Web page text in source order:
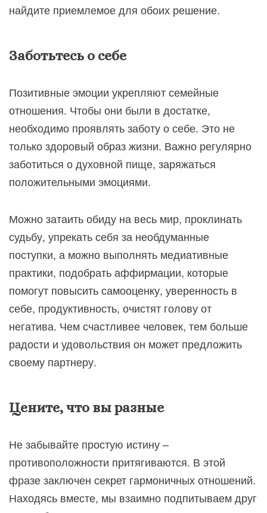
найдите приемлемое для обоих решение.
Заботьтесь о себе
Позитивные эмоции укрепляют семейные
отношения. Чтобы они были в достатке,
необходимо проявлять заботу о себе. Это не
только здоровый образ жизни. Важно регулярно
заботиться о духовной пище, заряжаться
положительными эмоциями.
Можно затаить обиду на весь мир, проклинать
судьбу, упрекать себя за необдуманные
поступки, а можно выполнять медиативные
практики, подобрать аффирмации, которые
помогут повысить самооценку, уверенность в
себе, продуктивность, очистят голову от
негатива. Чем счастливее человек, тем больше
радости и удовольствия он может предложить
своему партнеру.
Цените, что вы разные
Не забывайте простую истину –
противоположности притягиваются. В этой
фразе заключен секрет гармоничных отношений.
Находясь вместе, мы взаимно подпитываем друг